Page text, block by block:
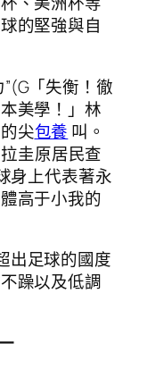
的堅強與自
「失衡！徹
美學！」林
尖包養 叫。
圭原居民查
身上代表著永
高于小我的
出足球的國度
躁以及低調